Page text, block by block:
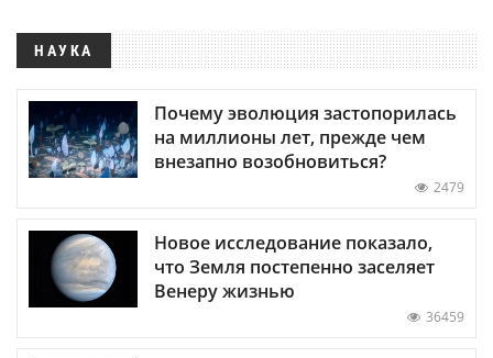
НАУКА
Почему эволюция застопорилась
на миллионы лет, прежде чем
внезапно возобновиться?
2479
Новое исследование показало,
что Земля постепенно заселяет
Венеру жизнью
36459